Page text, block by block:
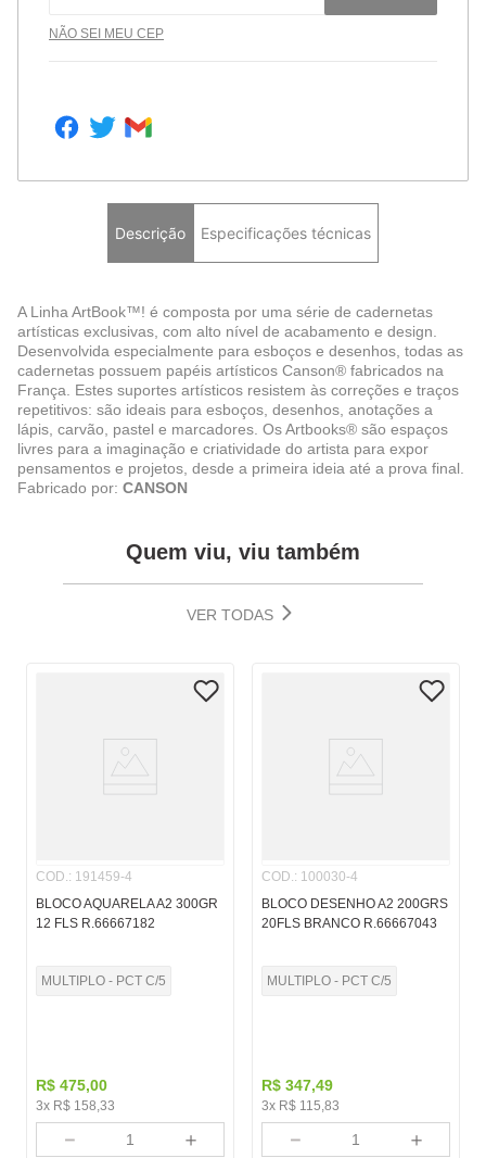
NÃO SEI MEU CEP
Descrição Especificações técnicas
A Linha ArtBook™! é composta por uma série de cadernetas
artísticas exclusivas, com alto nível de acabamento e design.
Desenvolvida especialmente para esboços e desenhos, todas as
cadernetas possuem papéis artísticos Canson® fabricados na
França. Estes suportes artísticos resistem às correções e traços
repetitivos: são ideais para esboços, desenhos, anotações a
lápis, carvão, pastel e marcadores. Os Artbooks® são espaços
livres para a imaginação e criatividade do artista para expor
pensamentos e projetos, desde a primeira ideia até a prova final.
Fabricado por: CANSON
Quem viu, viu também
VER TODAS
COD.: 191459-4
BLOCO AQUARELA A2 300GR
12 FLS R.66667182
MULTIPLO - PCT C/5
R$ 475,00
3x R$ 158,33
＋
－
COD.: 100030-4
BLOCO DESENHO A2 200GRS
20FLS BRANCO R.66667043
MULTIPLO - PCT C/5
R$ 347,49
3x R$ 115,83
＋
－